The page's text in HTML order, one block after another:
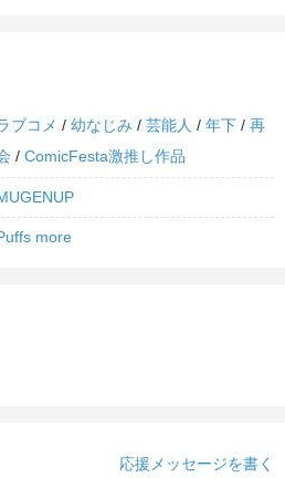
ブコメ /幼なじみ /芸能人 /年下 /再
/ComicFesta激推し作品
more
応援メッセージを書く